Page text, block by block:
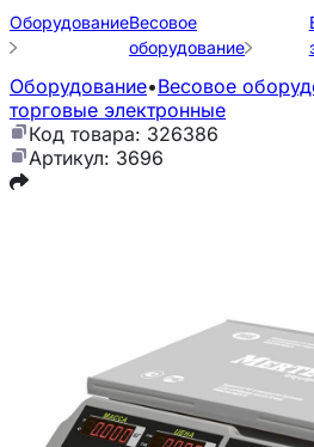
ОборудованиеВесовое
оборудование
Оборудование•Весовое
торговые электронные
Код товара: 326386
Артикул: 3696